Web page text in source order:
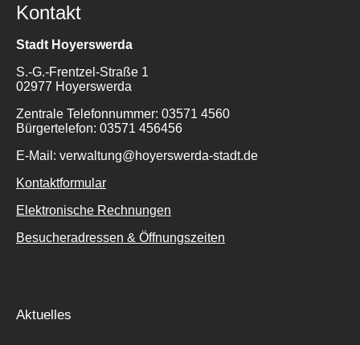
Suche
Kontakt
Stadt Hoyerswerda
S.-G.-Frentzel-Straße 1
02977 Hoyerswerda
Zentrale Telefonnummer: 03571 4560
Bürgertelefon: 03571 456456
E-Mail: verwaltung@hoyerswerda-stadt.de
Kontaktformular
Elektronische Rechnungen
Besucheradressen & Öffnungszeiten
Aktuelles